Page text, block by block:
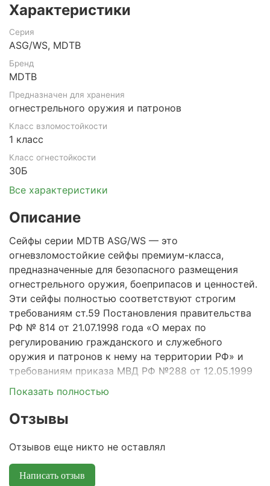
Характеристики
Серия
ASG/WS, MDTB
Бренд
MDTB
Предназначен для хранения
огнестрельного оружия и патронов
Класс взломостойкости
1 класс
Класс огнестойкости
30Б
Все характеристики
Описание
Сейфы серии MDTB ASG/WS — это
огневзломостойкие сейфы премиум-класса,
предназначенные для безопасного размещения
огнестрельного оружия, боеприпасов и ценностей.
Эти сейфы полностью соответствуют строгим
требованиям ст.59 Постановления правительства
РФ № 814 от 21.07.1998 года «О мерах по
регулированию гражданского и служебного
оружия и патронов к нему на территории РФ» и
требованиям приказа МВД РФ №288 от 12.05.1999
года., а также сертифицированы по европейским
стандартам EN 1143-1 и EN 15659.
Высокий класс защиты:
европейскому стандарту EN 1143-1 и классом
огнестойкости LFS 30P (EN 15659), что
обеспечивает защиту содержимого от взлома,
Показать полностью
Отзывы
Отзывов еще никто не оставлял
Написать отзыв